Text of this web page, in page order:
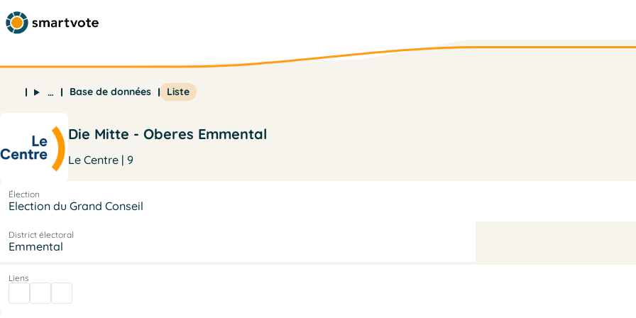
… Base de données Liste
Die Mitte - Oberes Emmental
Le Centre | 9
Élection
Election du Grand Conseil
District électoral
Emmental
Liens